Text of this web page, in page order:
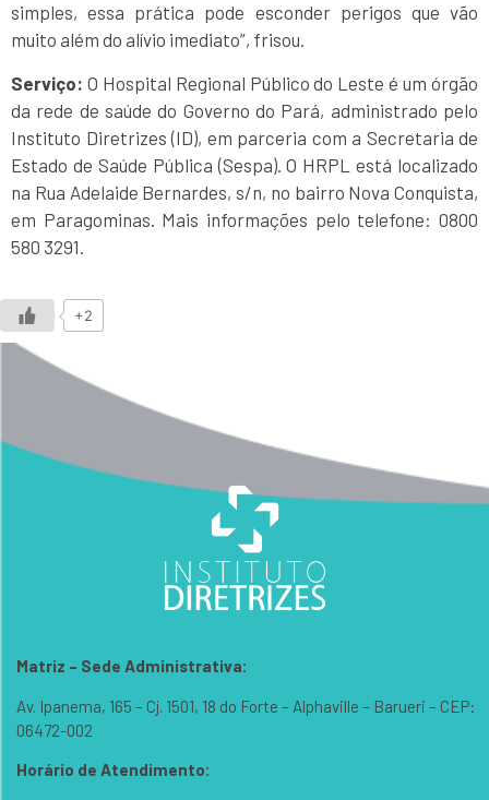
simples, essa prática pode esconder perigos que vão
muito além do alívio imediato”, frisou.
Serviço: O Hospital Regional Público do Leste é um órgão
da rede de saúde do Governo do Pará, administrado pelo
Instituto Diretrizes (ID), em parceria com a Secretaria de
Estado de Saúde Pública (Sespa). O HRPL está localizado
na Rua Adelaide Bernardes, s/n, no bairro Nova Conquista,
em Paragominas. Mais informações pelo telefone: 0800
580 3291.
+2
Matriz – Sede Administrativa:
Av. Ipanema, 165 – Cj. 1501, 18 do Forte – Alphaville – Barueri – CEP:
06472-002
Horário de Atendimento: